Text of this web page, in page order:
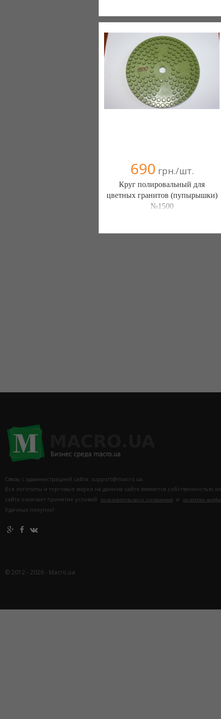
3 отзыв(а), 100% положительных
(096) 5630725
(067) 4123388
(067) 5355533
690 грн./шт.
Круг полировальный для
цветных гранитов (пупырышки)
№1500
3 отзыв(а), 100% положительных
Связь с администрацией сайта: support@macro.ua.
Все логотипы и торговые марки на данном сайте являются собственностью
сайта означает принятие условий
пользовательского соглашения и политики
Удачных покупок!
© 2012 - 2026 - Macro.ua